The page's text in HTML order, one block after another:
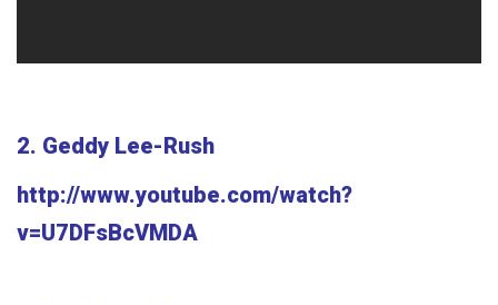
2. Geddy Lee-Rush
http://www.youtube.com/watch?
v=U7DFsBcVMDA